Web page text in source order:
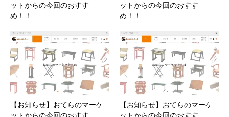
ットからの今回のおすす
め！！
ットからの今回のおすす
め！！
【お知らせ】おてらのマーケ
【お知らせ】おてらのマーケ